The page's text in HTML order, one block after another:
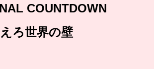
COUNTDOWN
ろ世界の壁